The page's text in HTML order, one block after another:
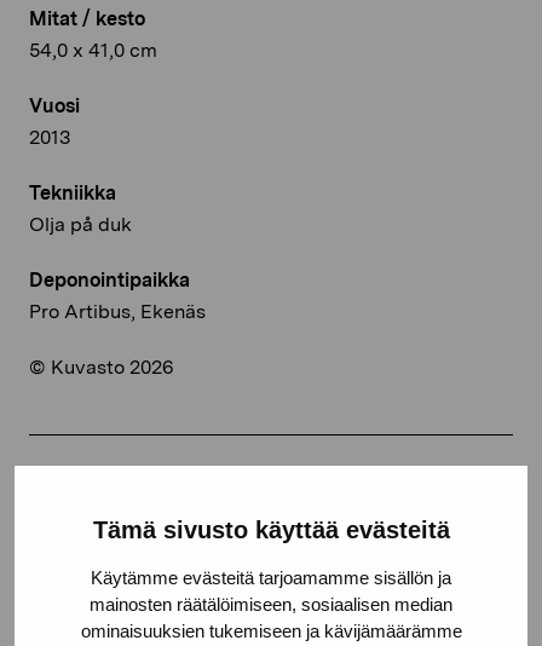
Tämä sivusto käyttää evästeitä
Käytämme evästeitä tarjoamamme sisällön ja
mainosten räätälöimiseen, sosiaalisen median
ominaisuuksien tukemiseen ja kävijämäärämme
Mitat / kesto
54,0 x 41,0 cm
Vuosi
2013
Tekniikka
Olja på duk
Deponointipaikka
Pro Artibus, Ekenäs
© Kuvasto 2026
Facebook
Linkedin